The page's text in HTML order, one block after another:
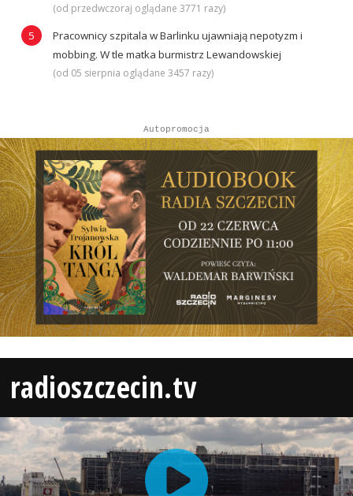
(od przedwczoraj oglądane 3771 razy)
Pracownicy szpitala w Barlinku ujawniają nepotyzm i
mobbing. W tle matka burmistrz Lewandowskiej
(od 05 sierpnia oglądane 3457 razy)
Autopromocja
radioszczecin.tv